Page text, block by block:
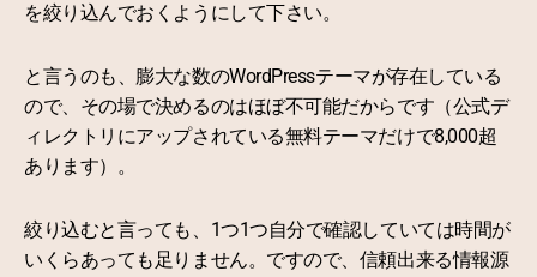
を絞り込んでおくようにして下さい。
と言うのも、膨大な数のWordPressテーマが存在している
ので、その場で決めるのはほぼ不可能だからです（公式デ
ィレクトリにアップされている無料テーマだけで8,000超
あります）。
絞り込むと言っても、1つ1つ自分で確認していては時間が
いくらあっても足りません。ですので、信頼出来る情報源